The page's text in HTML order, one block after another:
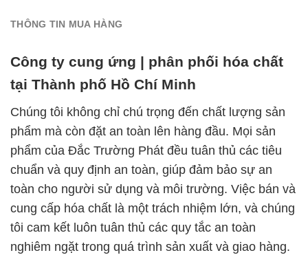
THÔNG TIN MUA HÀNG
Công ty cung ứng | phân phối hóa chất
tại Thành phố Hồ Chí Minh
Chúng tôi không chỉ chú trọng đến chất lượng sản
phẩm mà còn đặt an toàn lên hàng đầu. Mọi sản
phẩm của Đắc Trường Phát đều tuân thủ các tiêu
chuẩn và quy định an toàn, giúp đảm bảo sự an
toàn cho người sử dụng và môi trường. Việc bán và
cung cấp hóa chất là một trách nhiệm lớn, và chúng
tôi cam kết luôn tuân thủ các quy tắc an toàn
nghiêm ngặt trong quá trình sản xuất và giao hàng.